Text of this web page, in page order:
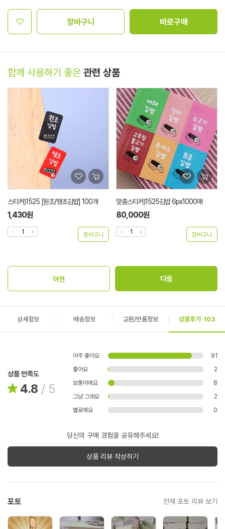
장바구니 바로구매
함께 사용하기 좋은 관련 상품
스티커)1525 [원조/땡초김밥] 100개
1,430원
맞춤스티커)1525김밥 6px1000매
80,000원
상세정보 배송정보 교환/반품정보 상품후기 103
상품 만족도
4.8 / 5
아주 좋아요
91
좋아요
2
보통이에요
8
그냥 그래요
2
별로예요
0
당신의 구매 경험을 공유해주세요!
상품 리뷰 작성하기
포토 전체 포토 리뷰 보기